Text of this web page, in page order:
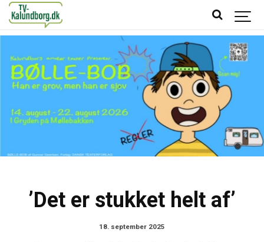
’Det er stukket helt af’
18. september 2025